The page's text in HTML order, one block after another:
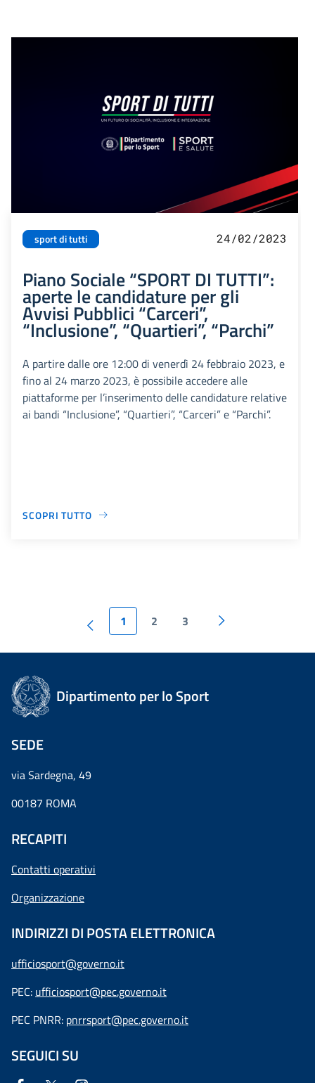
sport di tutti 24/02/2023
Piano Sociale “SPORT DI TUTTI”:
aperte le candidature per gli
Avvisi Pubblici “Carceri”,
“Inclusione”, “Quartieri”, “Parchi”
A partire dalle ore 12:00 di venerdì 24 febbraio 2023, e
fino al 24 marzo 2023, è possibile accedere alle
piattaforme per l’inserimento delle candidature relative
ai bandi “Inclusione”, “Quartieri”, “Carceri” e “Parchi”.
SCOPRI TUTTO
1 2 3
Dipartimento per lo Sport
SEDE
via Sardegna, 49
00187 ROMA
RECAPITI
Contatti operativi
Organizzazione
INDIRIZZI DI POSTA ELETTRONICA
ufficiosport@governo.it
PEC: ufficiosport@pec.governo.it
PEC PNRR: pnrrsport@pec.governo.it
SEGUICI SU